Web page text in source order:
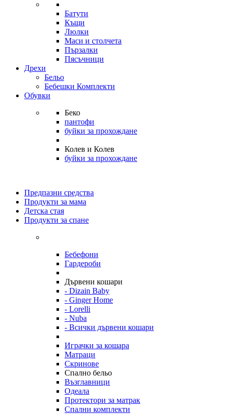
Батути
Къщи
Люлки
Маси и столчета
Пързалки
Пясъчници
Дрехи
Бельо
Бебешки Комплекти
Обувки
Беко
пантофи
буйки за прохождане
Колев и Колев
буйки за прохождане
Предпазни средства
Продукти за мама
Детска стая
Продукти за спане
Бебефони
Гардероби
Дървени кошари
- Dizain Baby
- Ginger Home
- Lorelli
- Nuba
- Всички дървени кошари
Играчки за кошара
Матраци
Скринове
Спално бельо
Възглавници
Одеала
Протектори за матрак
Спални комплекти